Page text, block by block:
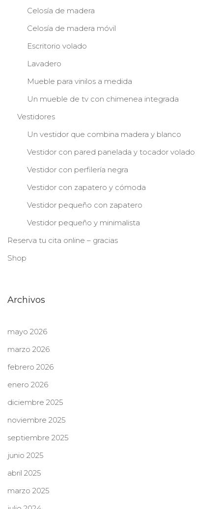
Celosía de madera
Celosía de madera móvil
Escritorio volado
Lavadero
Mueble para vinilos a medida
Un mueble de tv con chimenea integrada
Vestidores
Un vestidor que combina madera y blanco
Vestidor con pared panelada y tocador volado
Vestidor con perfilería negra
Vestidor con zapatero y cómoda
Vestidor pequeño con zapatero
Vestidor pequeño y minimalista
Reserva tu cita online – gracias
Shop
Archivos
mayo 2026
marzo 2026
febrero 2026
enero 2026
diciembre 2025
noviembre 2025
septiembre 2025
junio 2025
abril 2025
marzo 2025